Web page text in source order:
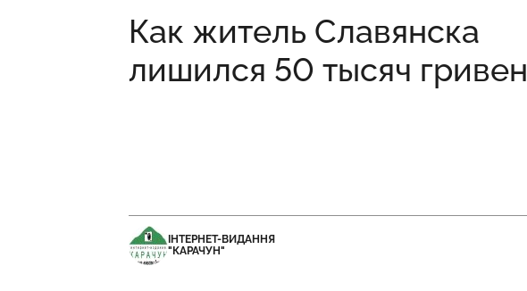
Как житель Славянска
лишился 50 тысяч гривен
ІНТЕРНЕТ-ВИДАННЯ
"КАРАЧУН"